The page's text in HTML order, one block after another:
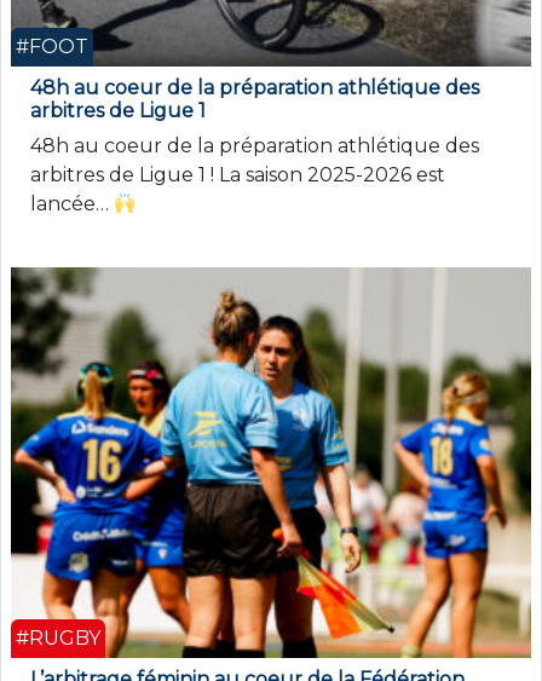
#FOOT
48h au coeur de la préparation athlétique des
arbitres de Ligue 1
48h au coeur de la préparation athlétique des
arbitres de Ligue 1 ! La saison 2025-2026 est
lancée…
#RUGBY